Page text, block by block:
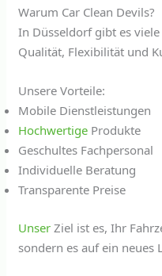
Warum Car Clean Devils?
In Düsseldorf gibt es
Qualität, Flexibilität und
Unsere Vorteile:
Mobile Dienstleistungen
Hochwertige Produkte
Geschultes Fachpersonal
Individuelle Beratung
Transparente Preise
Unser Ziel ist es, Ihr
sondern es auf ein neues